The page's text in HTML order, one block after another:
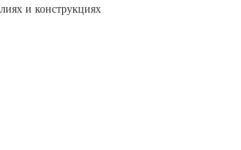
и конструкциях